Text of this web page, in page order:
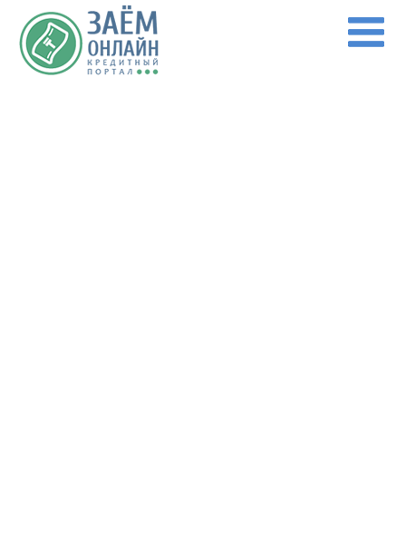
Перейти к основному содержанию